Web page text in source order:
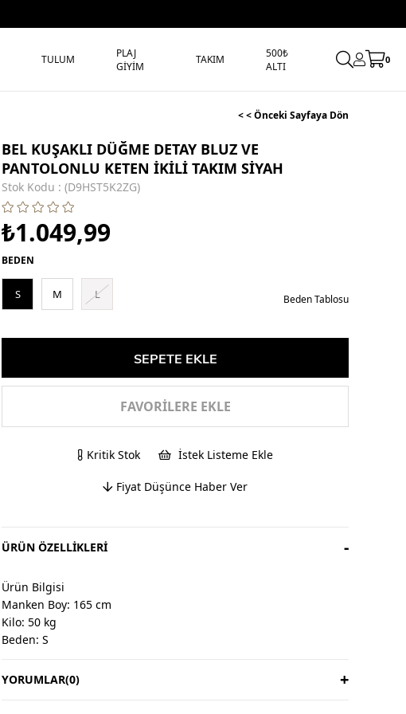
TULUM
PLAJ
GİYİM
TAKIM
500₺
ALTI
0
< < Önceki Sayfaya Dön
BEL KUŞAKLI DÜĞME DETAY BLUZ VE
PANTOLONLU KETEN İKİLİ TAKIM SİYAH
Stok Kodu (D9HST5K2ZG)
₺1.049,99
BEDEN
S M L Beden Tablosu
FAVORILERE EKLE
Kritik Stok İstek Listeme Ekle
Fiyat Düşünce Haber Ver
ÜRÜN ÖZELLIKLERI
Ürün Bilgisi
Manken Boy: 165 cm
Kilo: 50 kg
Beden: S
Değişim & İade
YORUMLAR(0)